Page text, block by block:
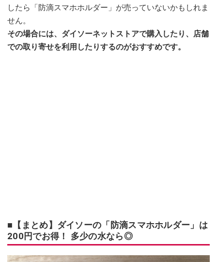
したら「防滴スマホホルダー」が売っていないかもしれま
せん。
その場合には、ダイソーネットストアで購入したり、店舗
での取り寄せを利用したりするのがおすすめです。
■【まとめ】ダイソーの「防滴スマホホルダー」は
200円でお得！ 多少の水なら◎